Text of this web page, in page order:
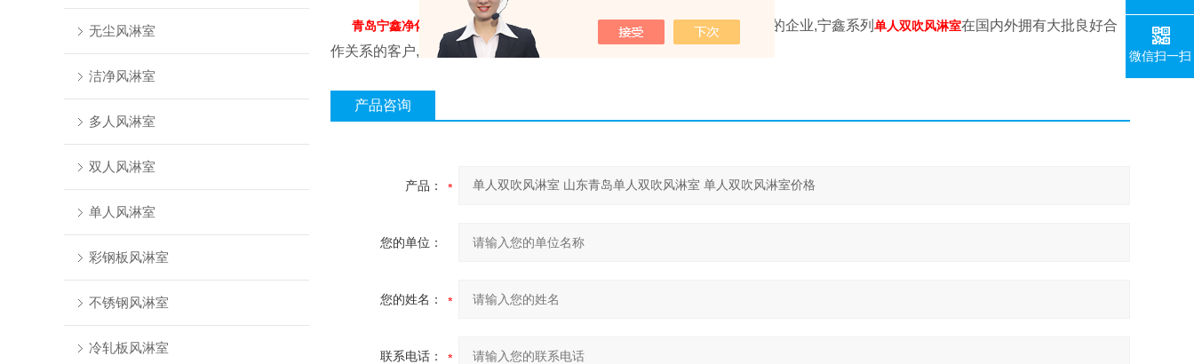
无尘风淋室
洁净风淋室
多人风淋室
双人风淋室
单人风淋室
彩钢板风淋室
不锈钢风淋室
冷轧板风淋室
青岛宁鑫净化设备有限公司 ，是多年从事净化产品生产和净化工程安装的企业,宁鑫系列 单人双吹风淋室在国内外拥有大批良好合
作关系的客户,深得客户的信睐和好评。
产品咨询
产品：
您的单位：
您的姓名：
联系电话：
微信扫一扫